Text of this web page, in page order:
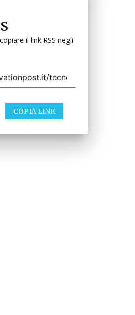
il link RSS negli
COPIA LINK